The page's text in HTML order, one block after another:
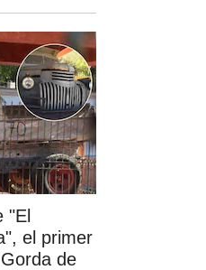
"El
el primer
de